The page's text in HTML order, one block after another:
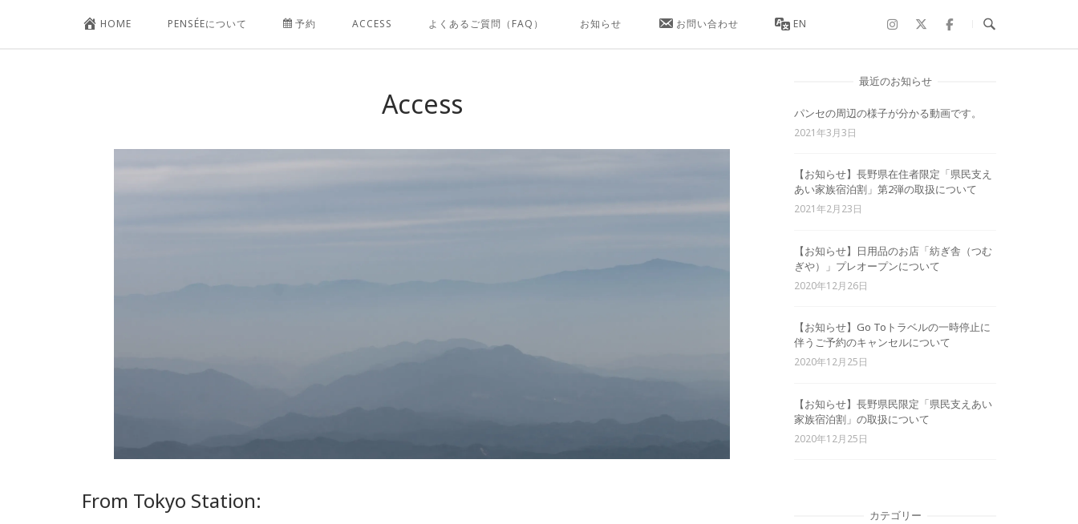
HOME PENSÉEについて 予約 ACCESS よくあるご質問（FAQ） お知らせ お問い合わせ EN
Access
From Tokyo Station:
最近のお知らせ
パンセの周辺の様子が分かる動画です。
2021年3月3日
【お知らせ】長野県在住者限定「県民支え
あい家族宿泊割」第2弾の取扱について
2021年2月23日
【お知らせ】日用品のお店「紡ぎ舎（つむ
ぎや）」プレオープンについて
2020年12月26日
【お知らせ】Go Toトラベルの一時停止に
伴うご予約のキャンセルについて
2020年12月25日
【お知らせ】長野県民限定「県民支えあい
家族宿泊割」の取扱について
2020年12月25日
カテゴリー